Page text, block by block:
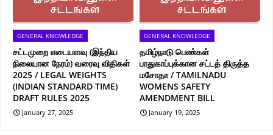
GENERAL KNOWLEDGE
சட்டமுறை எடையளவு (இந்திய
நிலையான நேரம்) வரைவு விதிகள்
2025 / LEGAL WEIGHTS
(INDIAN STANDARD TIME)
DRAFT RULES 2025
January 27, 2025
GENERAL KNOWLEDGE
தமிழ்நாடு பெண்கள்
பாதுகாப்புக்கான சட்டத் திருத்த
மசோதா / TAMILNADU
WOMENS SAFETY
AMENDMENT BILL
January 19, 2025